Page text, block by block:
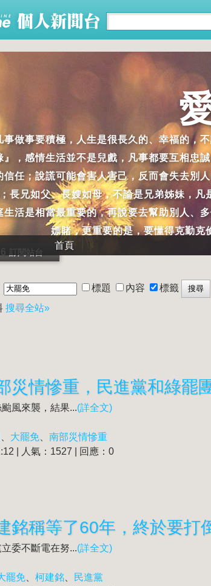
事做事要積極，人生是很長久的、幸福的，
，感情生活並不是兒戲，凡事都要互相忠
任；說謊可能會害人害己，反而會失去別
長兄如父、長嫂如母，不論是兄弟姊妹，
活是相當最重要的，再說要去幫助別人、
嫖賭，更重要的是，要懂得克勤克
訂閱站台
首頁
標題 內容
標籤
搜尋全站»
災情慘重，民進黨和綠罷
風來襲，結果...(詳全文)
大罷免
南部災情慘重
| 人氣：1527 | 回應：0
銘稱等了60年，終於要打
委不斷電在努...(詳全文)
罷免 柯建銘
民進黨